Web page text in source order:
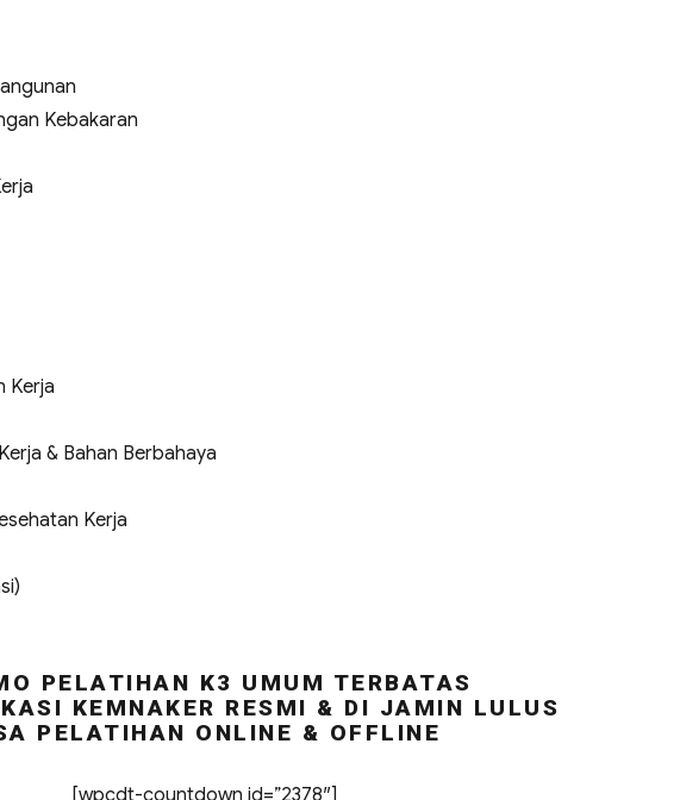
Kebakaran
Kerja
& Bahan Berbahaya
Kerja
PELATIHAN K3 UMUM TERBATAS
KEMNAKER RESMI & DI JAMIN LULUS
PELATIHAN ONLINE & OFFLINE
[wpcdt-countdown id=”2378″]